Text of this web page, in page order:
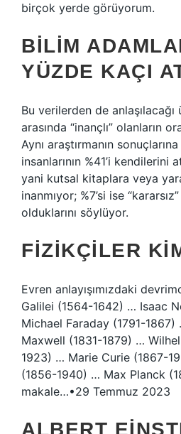
birçok yerde görüyorum.
BILIM
YÜZDE KAÇI
Bu verilerden de anlaşılacağı
arasında “inançlı” olanların
Aynı araştırmanın
insanlarının %41’i
yani kutsal kitaplara veya
inanmıyor; %7’si ise
olduklarını söylüyor.
FIZIKÇILER
Evren anlayışımızdaki
Galilei (1564-1642) … Isaac
Michael Faraday (1791-
Maxwell (1831-1879) …
1923) … Marie Curie (1867-
(1856-1940) … Max Planck
makale…•29 Temmuz 2023
ALBERT